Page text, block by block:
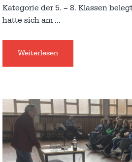
Kategorie der 5. – 8. Klassen
hatte sich am …
Weiterlesen